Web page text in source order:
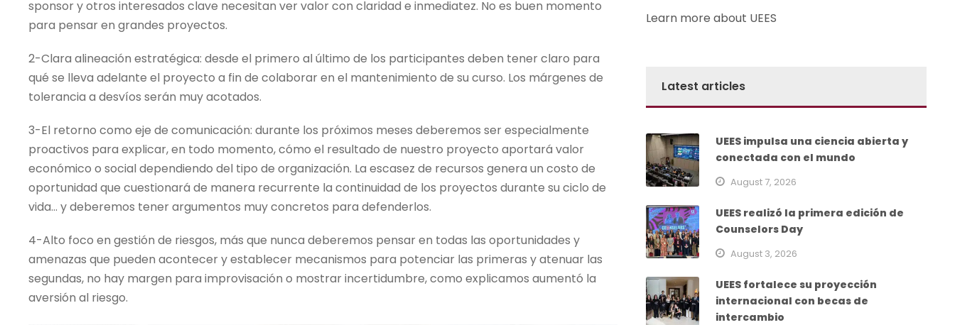
sponsor y otros interesados clave necesitan ver valor con claridad e inmediatez. No es buen momento
para pensar en grandes proyectos.
2-Clara alineación estratégica: desde el primero al último de los participantes deben tener claro para
qué se lleva adelante el proyecto a fin de colaborar en el mantenimiento de su curso. Los márgenes de
tolerancia a desvíos serán muy acotados.
3-El retorno como eje de comunicación: durante los próximos meses deberemos ser especialmente
proactivos para explicar, en todo momento, cómo el resultado de nuestro proyecto aportará valor
económico o social dependiendo del tipo de organización. La escasez de recursos genera un costo de
oportunidad que cuestionará de manera recurrente la continuidad de los proyectos durante su ciclo de
vida… y deberemos tener argumentos muy concretos para defenderlos.
4-Alto foco en gestión de riesgos, más que nunca deberemos pensar en todas las oportunidades y
amenazas que pueden acontecer y establecer mecanismos para potenciar las primeras y atenuar las
segundas, no hay margen para improvisación o mostrar incertidumbre, como explicamos aumentó la
aversión al riesgo.
Learn more about UEES
Latest articles
UEES impulsa una ciencia abierta y
conectada con el mundo
August 7, 2026
UEES realizó la primera edición de
Counselors Day
August 3, 2026
UEES fortalece su proyección
internacional con becas de
intercambio